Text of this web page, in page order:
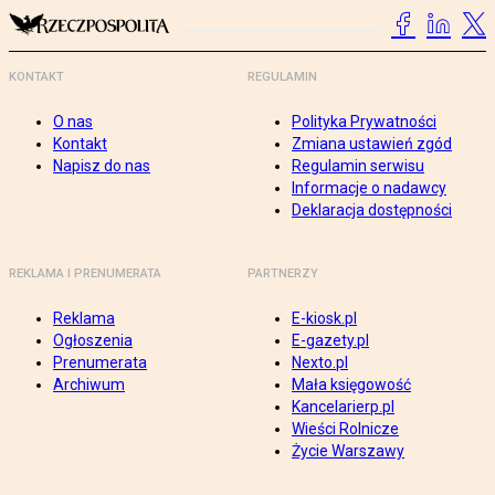
KONTAKT
O nas
Kontakt
Napisz do nas
REGULAMIN
Polityka Prywatności
Zmiana ustawień zgód
Regulamin serwisu
Informacje o nadawcy
Deklaracja dostępności
REKLAMA I PRENUMERATA
Reklama
Ogłoszenia
Prenumerata
Archiwum
PARTNERZY
E-kiosk.pl
E-gazety.pl
Nexto.pl
Mała księgowość
Kancelarierp.pl
Wieści Rolnicze
Życie Warszawy